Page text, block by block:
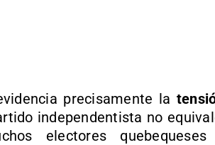
precisamente la
independentista no
electores